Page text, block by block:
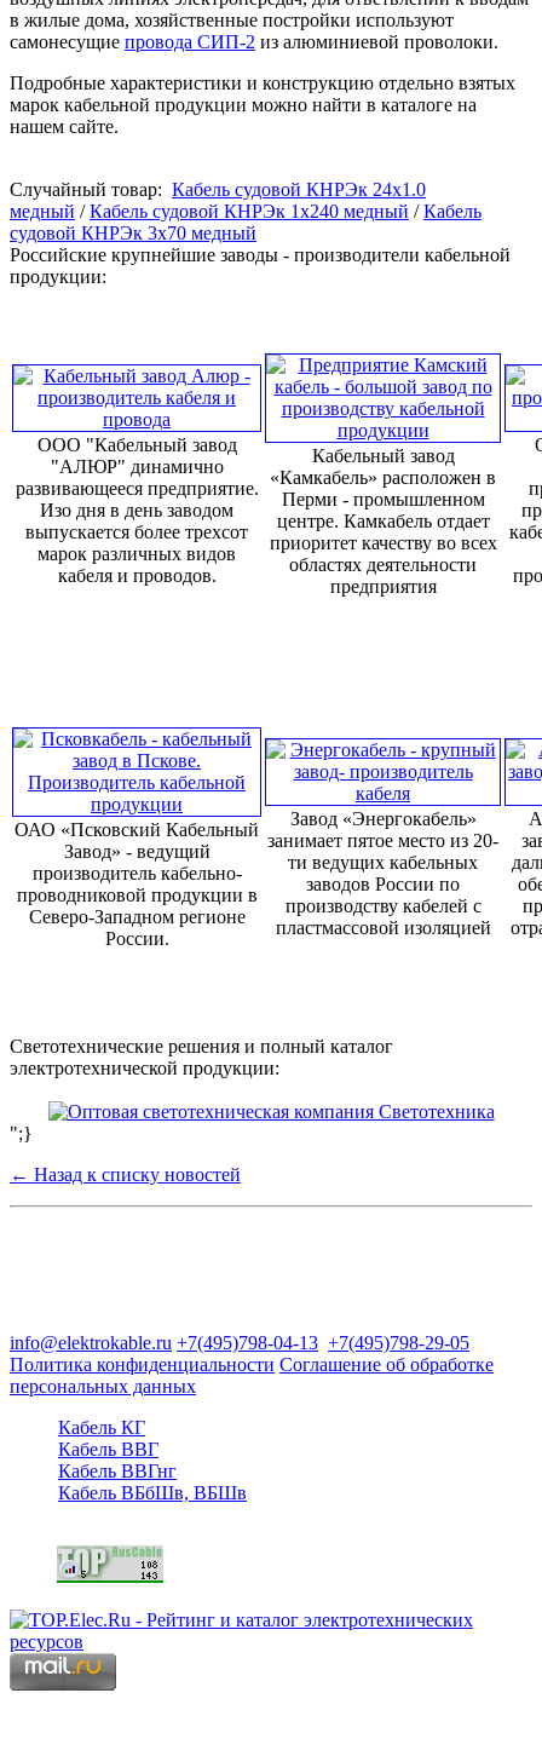
в жилые дома, хозяйственные постройки используют
самонесущие провода СИП-2 из алюминиевой проволоки.
Подробные характеристики и конструкцию отдельно взятых
марок кабельной продукции можно найти в каталоге на
нашем сайте.
Случайный товар: Кабель судовой КНРЭк 24x1.0
медный /Кабель судовой КНРЭк 1x240 медный /Кабель
судовой КНРЭк 3x70 медный
Российские крупнейшие заводы - производители кабельной
продукции:
ООО "Кабельный завод
"АЛЮР" динамично
развивающееся предприятие.
Изо дня в день заводом
выпускается более трехсот
марок различных видов
кабеля и проводов.
Кабельный завод
«Камкабель» расположен в
Перми - промышленном
центре. Камкабель отдает
приоритет качеству во всех
областях деятельности
предприятия
ОАО «Псковский Кабельный
Завод» - ведущий
производитель кабельно-
проводниковой продукции в
Северо-Западном регионе
России.
Завод «Энергокабель»
занимает пятое место из 20-
ти ведущих кабельных
заводов России по
производству кабелей с
пластмассовой изоляцией
Светотехнические решения и полный каталог
электротехнической продукции:
";}
← Назад к списку новостей
info@elektrokable.ru +7(495)798-04-13 +7(495)798-29-05
Политика конфиденциальности Соглашение об обработке
персональных данных
Кабель КГ
Кабель ВВГ
Кабель ВВГнг
Кабель ВБбШв, ВБШв